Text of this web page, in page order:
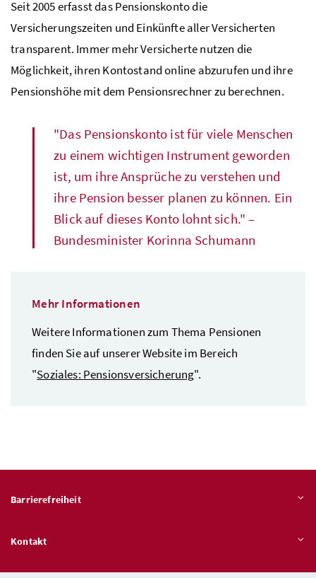
Seit 2005 erfasst das Pensionskonto die
Versicherungszeiten und Einkünfte aller Versicherten
transparent. Immer mehr Versicherte nutzen die
Möglichkeit, ihren Kontostand online abzurufen und ihre
Pensionshöhe mit dem Pensionsrechner zu berechnen.
"Das Pensionskonto ist für viele Menschen
zu einem wichtigen Instrument geworden
ist, um ihre Ansprüche zu verstehen und
ihre Pension besser planen zu können. Ein
Blick auf dieses Konto lohnt sich." –
Bundesminister Korinna Schumann
Mehr Informationen
Weitere Informationen zum Thema Pensionen
finden Sie auf unsererWebsiteim Bereich
"Soziales: Pensionsversicherung".
Barrierefreiheit
Kontakt